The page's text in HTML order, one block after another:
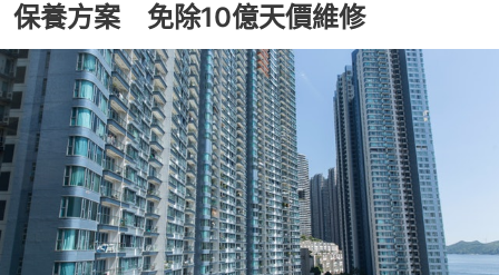
保養方案 免除10億天價維修